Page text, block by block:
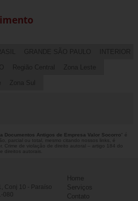
GRANDE SÃO PAULO INTERIOR
Região Central Zona Leste
Zona Sul
Documentos Antigos de Empresa Valor Socorro " é
parcial ou total, mesmo citando nossos links, é
Crime de violação de direito autoral – artigo 184 do
direitos autorais
Conj 10 - Paraíso
080
Home
Serviços
Contato